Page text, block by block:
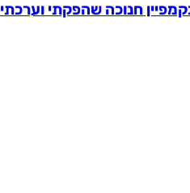
חנוכה שהפקתי וערכתי